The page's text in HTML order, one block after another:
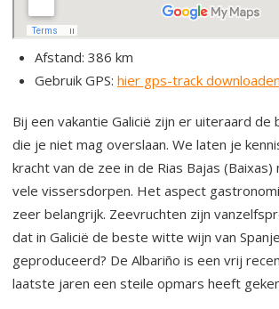
Afstand: 386 km
Gebruik GPS: hier gps-track
Bij een vakantie Galicië zijn er uiteraard de
die je niet mag overslaan. We laten je
kracht van de zee in de Rias Bajas
vele vissersdorpen. Het aspect
zeer belangrijk. Zeevruchten zijn
dat in Galicië de beste witte wijn van
geproduceerd? De Albariño is een vrij
laatste jaren een steile opmars heeft